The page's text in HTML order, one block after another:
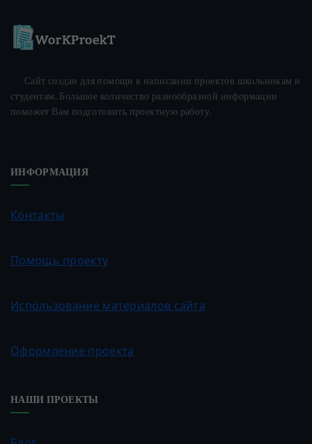
Сайт создан для помощи в написании проектов школьникам и
студентам. Большое количество разнообразной информации
поможет Вам подготовить проектную работу.
ИНФОРМАЦИЯ
Контакты
Помощь проекту
Использование материалов сайта
Оформление проекта
НАШИ ПРОЕКТЫ